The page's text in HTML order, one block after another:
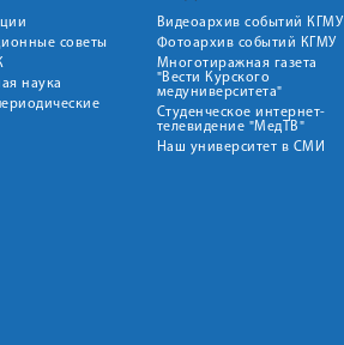
советы
наука
Видеоархив событий КГМУ
Фотоархив событий КГМУ
Многотиражная газета
"Вести Курского
медуниверситета"
Студенческое интернет-
телевидение "МедТВ"
Наш университет в СМИ